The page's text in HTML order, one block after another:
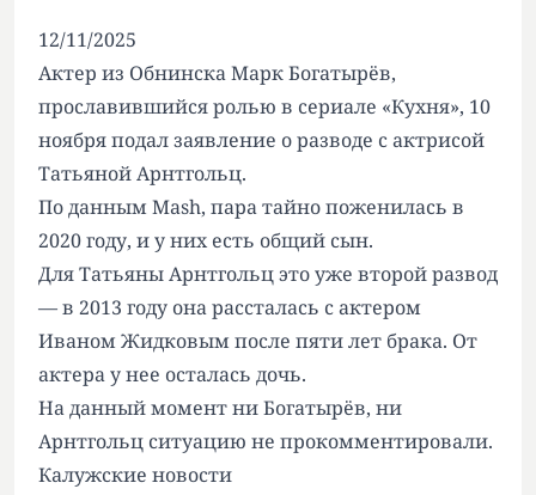
12/11/2025
Актер из Обнинска Марк Богатырёв,
прославившийся ролью в сериале «Кухня», 10
ноября подал заявление о разводе с актрисой
Татьяной Арнтгольц.
По данным Mash, пара тайно поженилась в
2020 году, и у них есть общий сын.
Для Татьяны Арнтгольц это уже второй развод
— в 2013 году она рассталась с актером
Иваном Жидковым после пяти лет брака. От
актера у нее осталась дочь.
На данный момент ни Богатырёв, ни
Арнтгольц ситуацию не прокомментировали.
Калужские новости